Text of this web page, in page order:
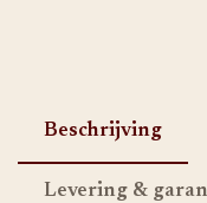
Beschrijving
Levering &